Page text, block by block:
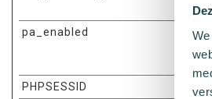
pa_enabled
PHPSESSID